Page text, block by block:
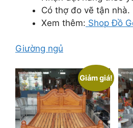
Có thợ đo vẽ tận nhà.
Xem thêm: Shop Đồ
Giường ngủ
Giảm giá!